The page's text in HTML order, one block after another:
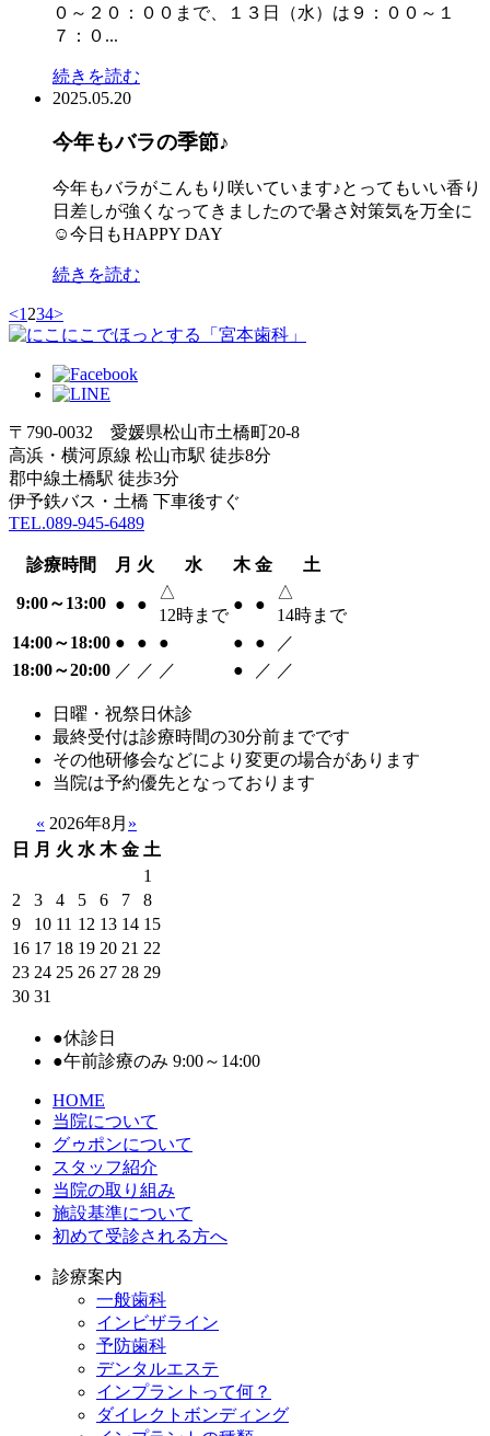
０～２０：００まで、１３日（水）は９：００～１
７：０...
続きを読む
2025.05.20
今年もバラの季節♪
今年もバラがこんもり咲いています♪とってもいい香り
日差しが強くなってきましたので暑さ対策気を万全に
☺️今日もHAPPY DAY
続きを読む
<1 234>
〒790-0032 愛媛県松山市土橋町20-8
高浜・横河原線 松山市駅 徒歩8分
郡中線土橋駅 徒歩3分
伊予鉄バス・土橋 下車後すぐ
TEL.089-945-6489
診療時間 月 火 水 木 金 土
9:00～13:00 ● ●
△
12時まで
● ●
△
14時まで
14:00～18:00 ● ● ● ● ●
／
18:00～20:00 ／ ／ ／ ● ／ ／
日曜・祝祭日休診
最終受付は診療時間の30分前までです
その他研修会などにより変更の場合があります
当院は予約優先となっております
« 2026年8月 »
日
月 火 水 木 金 土
1
2
3 4 5 6 7
8
9
10 11 12 13 14 15
16 17 18 19 20 21 22
23 24 25 26 27 28 29
30 31
●休診日
●午前診療のみ 9:00～14:00
HOME
当院について
グゥポンについて
スタッフ紹介
当院の取り組み
施設基準について
初めて受診される方へ
診療案内
一般歯科
インビザライン
予防歯科
デンタルエステ
インプラントって何？
ダイレクトボンディング